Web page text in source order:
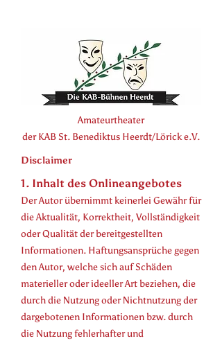
Amateurtheater
der KAB St. Benediktus Heerdt/Lörick e.V.
Disclaimer
1. Inhalt des Onlineangebotes
Der Autor übernimmt keinerlei Gewähr für
die Aktualität, Korrektheit, Vollständigkeit
oder Qualität der bereitgestellten
Informationen. Haftungsansprüche gegen
den Autor, welche sich auf Schäden
materieller oder ideeller Art beziehen, die
durch die Nutzung oder Nichtnutzung der
dargebotenen Informationen bzw. durch
die Nutzung fehlerhafter und